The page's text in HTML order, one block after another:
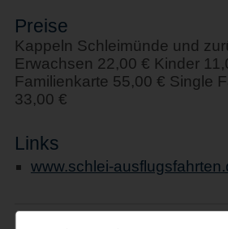
Preise
Kappeln Schleimünde und
Erwachsen 22,00 € Kinder
Familienkarte 55,00 € Single
33,00 €
Links
www.schlei-